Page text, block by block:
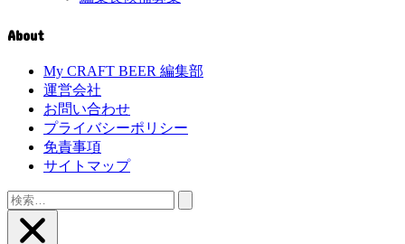
About
My CRAFT BEER 編集部
運営会社
お問い合わせ
プライバシーポリシー
免責事項
サイトマップ
検
索: